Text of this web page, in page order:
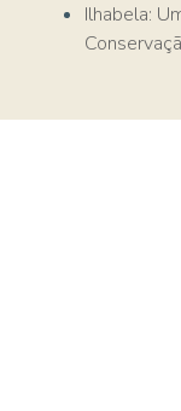
Ilhabela: